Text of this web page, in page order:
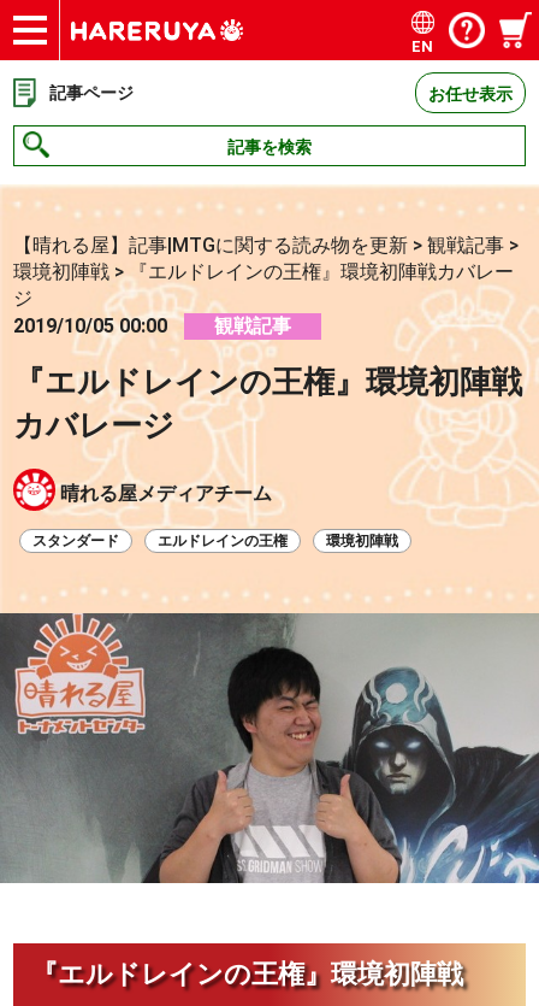
ショップ
買取
記事
デッキ検索
デッキ構築
選手一覧
店舗一覧
イベント
お問い合わせ
EN
記事ページ お任せ表示
記事を検索
【晴れる屋】記事|MTGに関する読み物を更新 >観戦記事 >
環境初陣戦 >
『エルドレインの王権』環境初陣戦カバレー
ジ
2019/10/05 00:00
観戦記事
『エルドレインの王権』環境初陣戦
カバレージ
晴れる屋メディアチーム
スタンダード エルドレインの王権 環境初陣戦
『エルドレインの王権』環境初陣戦